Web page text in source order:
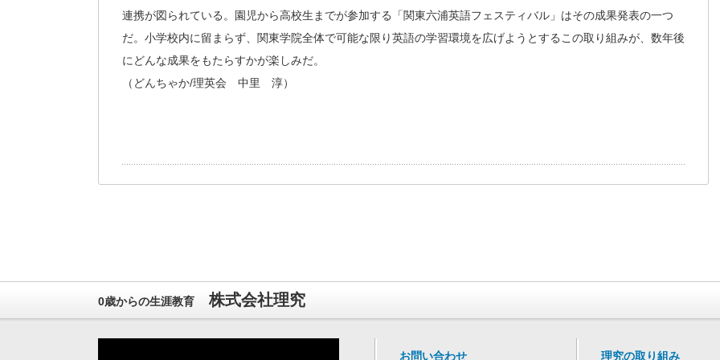
連携が図られている。園児から高校生までが参加する「関東六浦英語フェスティバル」はその成果発表の一つ
だ。小学校内に留まらず、関東学院全体で可能な限り英語の学習環境を広げようとするこの取り組みが、数年後
にどんな成果をもたらすかが楽しみだ。
（どんちゃか/理英会 中里 淳）
0歳からの生涯教育 株式会社理究
お問い合わせ 理究の取り組み